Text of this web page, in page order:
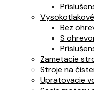
Bez
S
Zametacie
Stroje na
Upratovacie